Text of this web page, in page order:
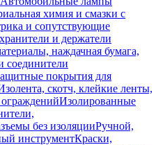
химия и смазки с
и сопутствующие
и держатели
наждачная бумага,
соединители
покрытия для
скотч, клейкие ленты,
Изолированные
без изоляцииРучной,
инструментКраски,